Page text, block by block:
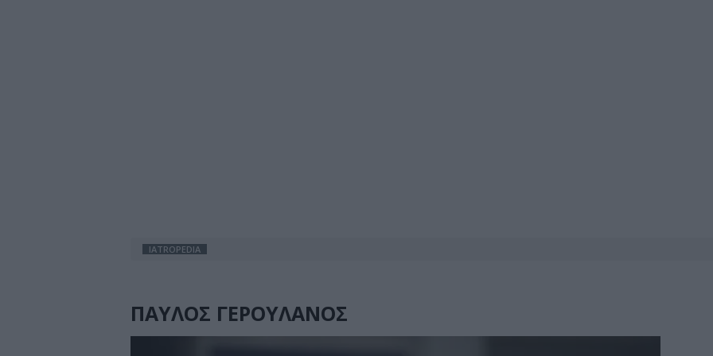
IATROPEDIA
ΠΑΥΛΟΣ ΓΕΡΟΥΛΑΝΟΣ